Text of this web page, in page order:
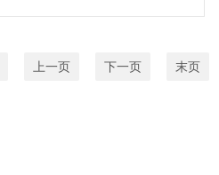
上一页 下一页 末页